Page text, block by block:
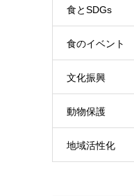
食とSDGs
食のイベント
文化振興
動物保護
地域活性化